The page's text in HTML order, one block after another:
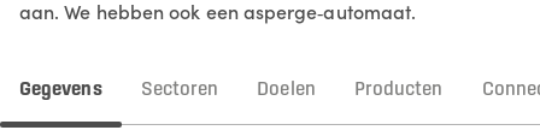
aan. We hebben ook een asperge‑automaat.
Gegevens Sectoren Doelen Producten